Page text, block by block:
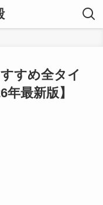
すめ全タイ
年最新版】